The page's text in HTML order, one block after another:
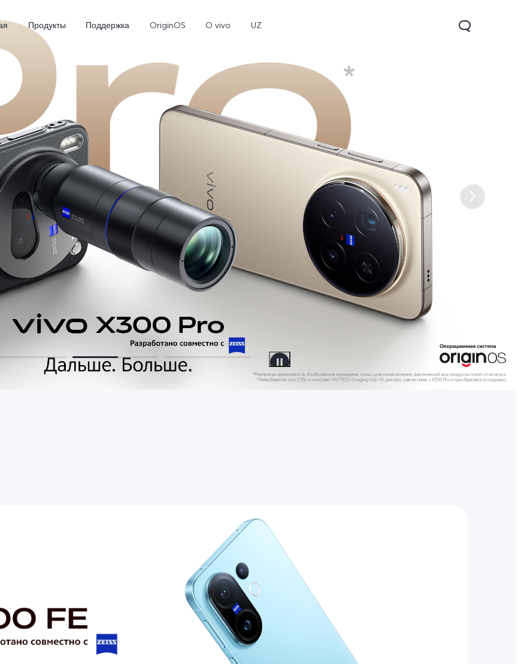
Продукты Поддержка OriginOS O vivo UZ
X300 X300 FE Новинка V60 Lite